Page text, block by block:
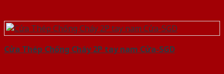
Cửa Thép Chống Cháy 2P tay nam Cửa-SGD